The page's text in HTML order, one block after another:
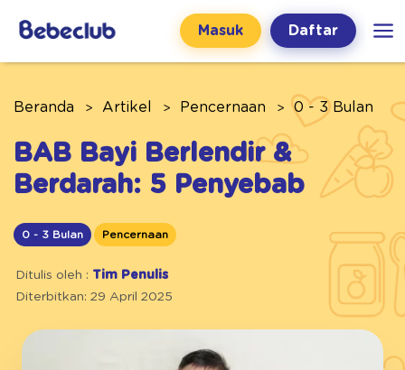
Masuk Daftar
Beranda Artikel Pencernaan 0 - 3 Bulan
BAB Bayi Berlendir &
Berdarah: 5 Penyebab
0 - 3 Bulan Pencernaan
Ditulis oleh : Tim Penulis
Diterbitkan: 29 April 2025